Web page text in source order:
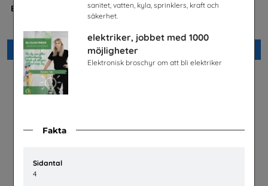
Fakta
Sidantal
4
sanitet, vatten, kyla, sprinklers, kraft och
säkerhet.
elektriker, jobbet med 1000
möjligheter
Elektronisk broschyr om att bli elektriker
Betald praktik som ingenjör
Beställ 0kr
Bygg- och